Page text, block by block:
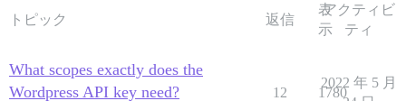
トピック 返信
表
示
アクティビ
ティ
What scopes exactly does the
Wordpress API key need?
12 1780
2022 年 5 月